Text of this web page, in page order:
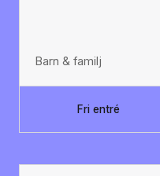
Barn & familj
Fri entré